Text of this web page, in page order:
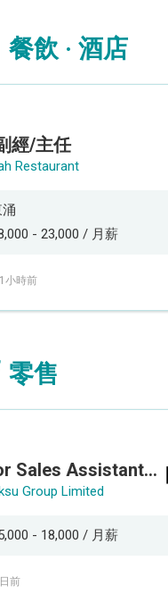
餐飲 · 酒店
經/主任
Restaurant
- 23,000 / 月薪
小時前
零售
Senior Sales Assistant 資深銷售員 / Sales Assistant 銷售員
Group Limited
- 18,000 / 月薪
前